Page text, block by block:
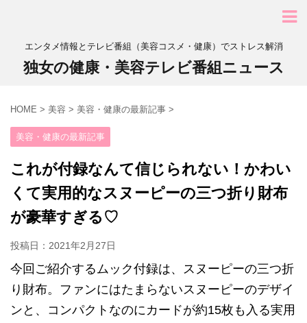
エンタメ情報とテレビ番組（美容コスメ・健康）でストレス解消
独女の健康・美容テレビ番組ニュース
HOME > 美容 > 美容・健康の最新記事 >
美容・健康の最新記事
これが付録なんて信じられない！かわい
くて実用的なスヌーピーの三つ折り財布
が豪華すぎる♡
投稿日： 2021年2月27日
今回ご紹介するムック付録は、スヌーピーの三つ折
り財布。ファンにはたまらないスヌーピーのデザイ
ンと、コンパクトなのにカードが約15枚も入る実用